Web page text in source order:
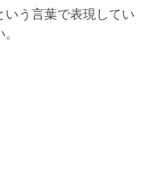
いう言葉で表現してい